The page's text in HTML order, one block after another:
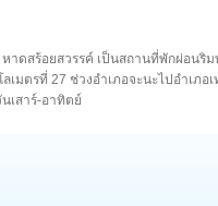
าดสร้อยสวรรค์ เป็นสถานที่พักผ่อนริ
มตรที่ 27 ช่วงอำเภอจะนะไปอำเภ
เสาร์-อาทิตย์